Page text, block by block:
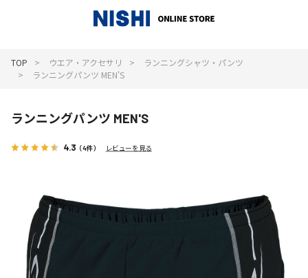
TOP ウエア・アクセサリ
ランニングシャツ・パンツ
ランニングパンツ MEN'S
ランニングパンツ MEN'S
4.3 （4件） レビューを見る